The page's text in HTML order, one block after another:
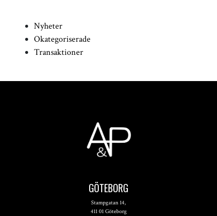
Nyheter
Okategoriserade
Transaktioner
GÖTEBORG
Stampgatan 14,
411 01 Göteborg